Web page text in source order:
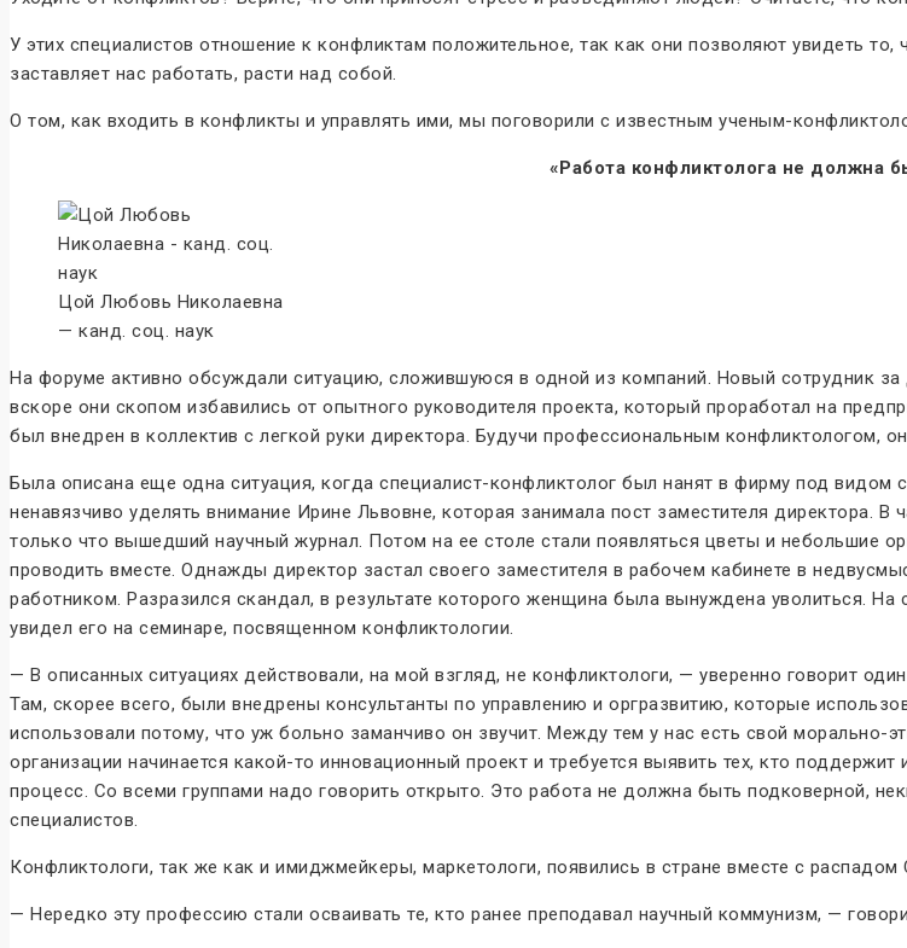
У этих специалистов отношение к конфликтам положительное, так как они позволяют увидеть
заставляет нас работать, расти над собой.
О том, как входить в конфликты и управлять ими, мы поговорили с известным ученым-
«Работа конфликтолога не должна
Цой Любовь Николаевна
— канд. соц. наук
На форуме активно обсуждали ситуацию, сложившуюся в одной из компаний. Новый сотрудник
вскоре они скопом избавились от опытного руководителя проекта, который проработал на
был внедрен в коллектив с легкой руки директора. Будучи профессиональным конфликтологом,
Была описана еще одна ситуация, когда специалист-конфликтолог был нанят в фирму под
ненавязчиво уделять внимание Ирине Львовне, которая занимала пост заместителя директора.
только что вышедший научный журнал. Потом на ее столе стали появляться цветы и небольшие
проводить вместе. Однажды директор застал своего заместителя в рабочем кабинете в
работником. Разразился скандал, в результате которого женщина была вынуждена уволиться.
увидел его на семинаре, посвященном конфликтологии.
— В описанных ситуациях действовали, на мой взгляд, не конфликтологи, — уверенно говорит
Там, скорее всего, были внедрены консультанты по управлению и оргразвитию, которые
использовали потому, что уж больно заманчиво он звучит. Между тем у нас есть свой морально-
организации начинается какой-то инновационный проект и требуется выявить тех, кто
процесс. Со всеми группами надо говорить открыто. Это работа не должна быть подковерной,
специалистов.
Конфликтологи, так же как и имиджмейкеры, маркетологи, появились в стране вместе с распадом
— Нередко эту профессию стали осваивать те, кто ранее преподавал научный коммунизм, —